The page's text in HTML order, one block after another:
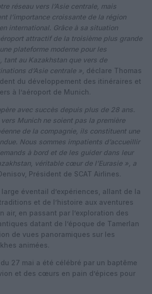
réseau vers l’Asie centrale, mais
l’importance croissante de la région
international. Grâce à sa situation
attractif de la troisième plus grande
plateforme moderne pour les
tant au Kazakhstan que vers de
d’Asie centrale », déclare Thomas
du développement des itinéraires et
à l’aéroport de Munich.
avec succès depuis plus de 28 ans.
Munich ne soient pas la première
de la compagnie, ils constituent une
Nous sommes impatients d’accueillir
à bord et de les guider dans leur
véritable cœur de l’Eurasie », a
Président de SСAT Airlines.
éventail d’expériences, allant de la
et de l’histoire aux aventures
air, en passant par l’exploration des
datant de l’époque de Tamerlan
de vues panoramiques sur les
animées.
27 mai a été célébré par un baptême
et des cœurs en pain d’épices pour